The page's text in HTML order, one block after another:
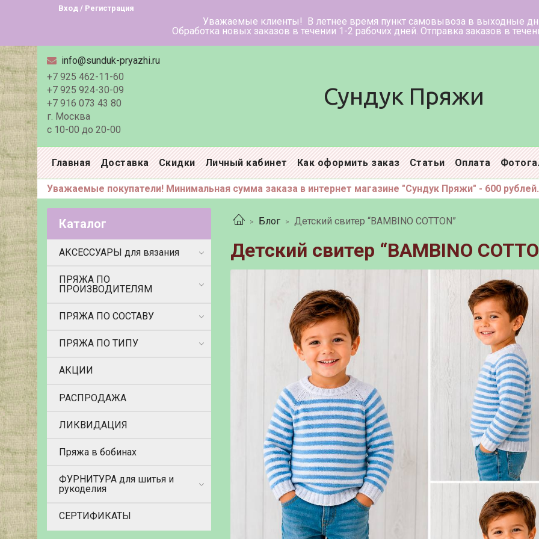
Вход / Регистрация
Уважаемые клиенты! В летнее время пункт самовывоза в
Обработка новых заказов в течении 1-2 рабочих дней. Отправка
info@sunduk-pryazhi.ru
+7 925 462-11-60
+7 925 924-30-09
+7 916 073 43 80
г. Москва
с 10-00 до 20-00
Сундук Пряжи
Главная Доставка Скидки Личный кабинет Как оформить заказ Статьи Оплата
Уважаемые покупатели! Минимальная сумма заказа в интернет магазине "Сундук Пряжи" - 600 рублей.
Блог Детский свитер “BAMBINO COTTON”
Детский свитер “BAMBINO
Каталог
АКСЕССУАРЫ для вязания
ПРЯЖА ПО
ПРОИЗВОДИТЕЛЯМ
ПРЯЖА ПО СОСТАВУ
ПРЯЖА ПО ТИПУ
АКЦИИ
РАСПРОДАЖА
ЛИКВИДАЦИЯ
Пряжа в бобинах
ФУРНИТУРА для шитья и
рукоделия
СЕРТИФИКАТЫ